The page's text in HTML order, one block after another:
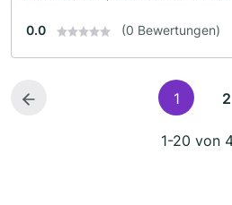
0.0 (0 Bewertungen)
1 2
1-20 von